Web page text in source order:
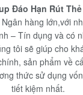
Đáo Hạn Rút
hàng lớn,với
– Tín dụng và có
tôi sẽ giúp cho
sản phẩm về
thức sử dụng
tiết kiệm nhất.